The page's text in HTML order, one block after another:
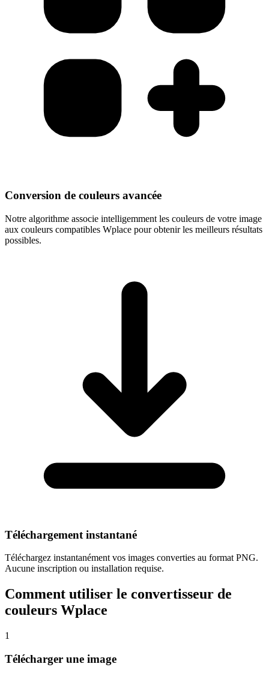
Conversion de couleurs avancée
Notre algorithme associe intelligemment les couleurs de votre image
aux couleurs compatibles Wplace pour obtenir les meilleurs résultats
possibles.
Téléchargement instantané
Téléchargez instantanément vos images converties au format PNG.
Aucune inscription ou installation requise.
Comment utiliser le convertisseur de
couleurs Wplace
1
Télécharger une image